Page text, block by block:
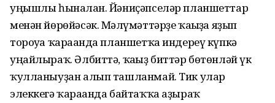
уңышлы һыналған. Йәниҫәпселәр планшеттар
менән йөрөйәсәк. Мәғлүмәттәрҙе ҡағыҙға яҙып
тороуға ҡарағанда планшетҡа индереү күпкә
уңайлыраҡ. Әлбиттә, ҡағыҙ биттәр бөтөнләй үк
ҡулла­ныуҙан алып ташланмай. Тик улар
элеккегә ҡарағанда байтаҡҡа аҙыраҡ